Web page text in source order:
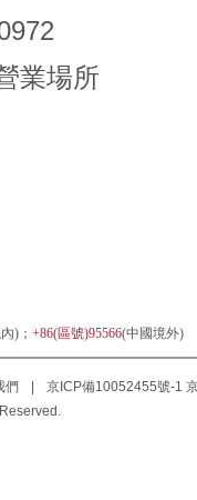
業場所
)； +86(區號)95566(中國境外)
們 京ICP備10052455號-1